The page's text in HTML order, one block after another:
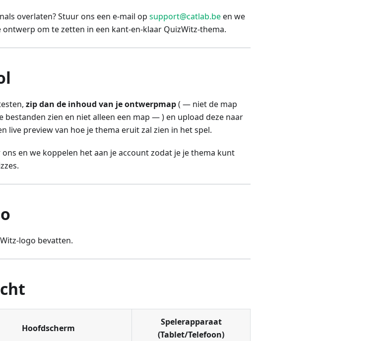
overlaten? Stuur ons een e-mail op support@catlab.been we
om te zetten in een kant-en-klaar QuizWitz-thema.
zip dan de inhoud van je ontwerpmap( — niet de map
bestanden zien en niet alleen een map — ) en upload deze naar
live preview van hoe je thema eruit zal zien in het spel.
en we koppelen het aan je account zodat je je thema kunt
logo bevatten.
Hoofdscherm
Spelerapparaat
(Tablet/Telefoon)